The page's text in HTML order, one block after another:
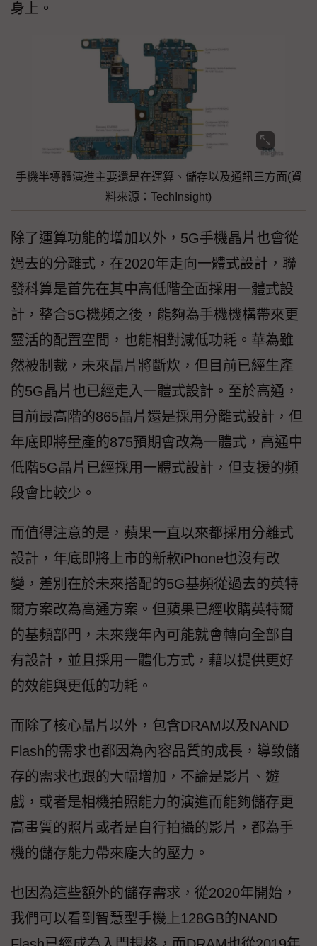
身上。
手機半導體演進主要還是在運算、儲存以及通訊三方面(資
料來源：TechInsight)
除了運算功能的增加以外，5G手機晶片也會從
過去的分離式，在2020年走向一體式設計，聯
發科算是首先在其中高低階全面採用一體式設
計，整合5G機頻之後，能夠為手機機構帶來更
靈活的配置空間，也能相對減低功耗。華為雖
然被制裁，未來晶片將斷炊，但目前已經生產
的5G晶片也已經走入一體式設計。至於高通，
目前最高階的865晶片還是採用分離式設計，但
年底即將量產的875預期會改為一體式，高通中
低階5G晶片已經採用一體式設計，但支援的頻
段會比較少。
而值得注意的是，蘋果一直以來都採用分離式
設計，年底即將上市的新款iPhone也沒有改
變，差別在於未來搭配的5G基頻從過去的英特
爾方案改為高通方案。但蘋果已經收購英特爾
的基頻部門，未來幾年內可能就會轉向全部自
有設計，並且採用一體化方式，藉以提供更好
的效能與更低的功耗。
而除了核心晶片以外，包含DRAM以及NAND
Flash的需求也都因為內容品質的成長，導致儲
存的需求也跟的大幅增加，不論是影片、遊
戲，或者是相機拍照能力的演進而能夠儲存更
高畫質的照片或者是自行拍攝的影片，都為手
機的儲存能力帶來龐大的壓力。
也因為這些額外的儲存需求，從2020年開始，
我們可以看到智慧型手機上128GB的NAND